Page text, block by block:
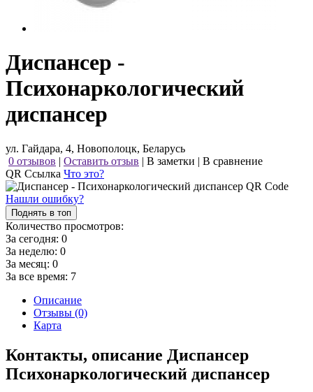
Диспансер -
Психонаркологический
диспансер
ул. Гайдара, 4, Новополоцк, Беларусь
0 отзывов | Оставить отзыв | В заметки | В сравнение
QR Ссылка Что это?
Нашли ошибку?
Поднять в топ
Количество просмотров:
За сегодня: 0
За неделю: 0
За месяц: 0
За все время: 7
Описание
Отзывы (0)
Карта
Контакты, описание Диспансер
Психонаркологический диспансер